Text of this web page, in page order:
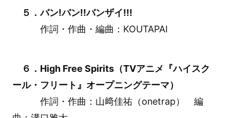
５．バン!バン!!バンザイ!!!
作詞・作曲・編曲：KOUTAPAI
６．High Free Spirits（TVアニメ『ハイスク
ール・フリート』オープニングテーマ）
作詞・作曲：山﨑佳祐（onetrap） 編